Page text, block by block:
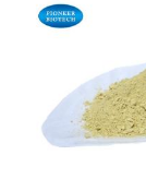
介
公